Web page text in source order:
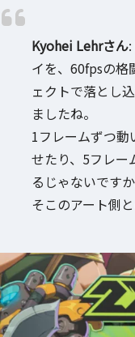
Kyohei Lehrさん
イを、60fpsの格
ェクトで落とし
ましたね。
1フレームずつ
せたり、5フレー
るじゃないですか
そこのアート側